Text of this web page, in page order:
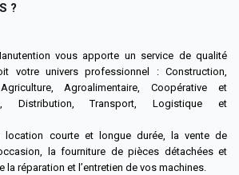
?
vous apporte un service de qualité
votre univers professionnel : Construction,
Agroalimentaire, Coopérative et
Distribution, Transport, Logistique et
courte et longue durée, la vente de
la fourniture de pièces détachées et
la réparation et l’entretien de vos machines.